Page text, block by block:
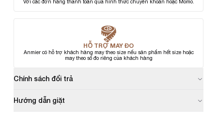
Với các đơn hàng thanh toán qua hình thức chuyển khoản hoặc Momo.
HỖ TRỢ MAY ĐO
Anmier có hỗ trợ khách hàng may theo size nếu sản phẩm hết size hoặc
may theo số đo riêng của khách hàng
Chính sách đổi trả
Hướng dẫn giặt